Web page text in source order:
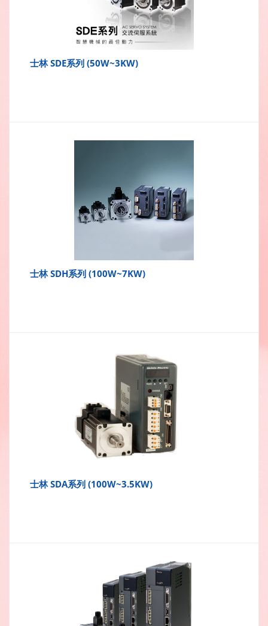
士林 SDE系列 (50W~3KW)
士林 SDH系列 (100W~7KW)
士林 SDA系列 (100W~3.5KW)